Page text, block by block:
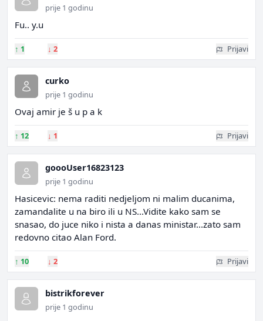
prije 1 godinu
Fu.. y.u
↑ 1 ↓ 2 Prijavi
curko
prije 1 godinu
Ovaj amir je š u p a k
↑ 12 ↓ 1 Prijavi
goooUser16823123
prije 1 godinu
Hasicevic: nema raditi nedjeljom ni malim ducanima,
zamandalite u na biro ili u NS...Vidite kako sam se
snasao, do juce niko i nista a danas ministar...zato sam
redovno citao Alan Ford.
↑ 10 ↓ 2 Prijavi
bistrikforever
prije 1 godinu